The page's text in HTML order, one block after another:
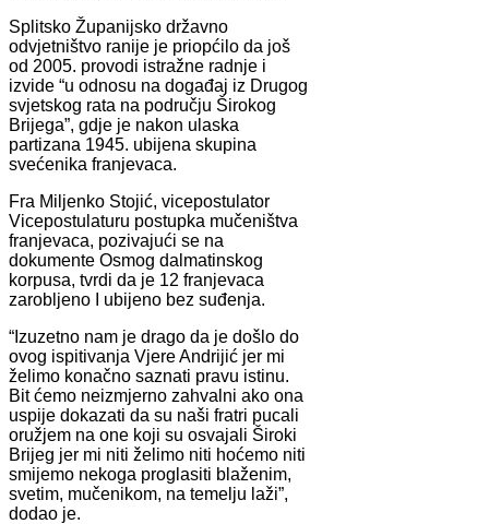
Splitsko Županijsko državno
odvjetništvo ranije je priopćilo da još
od 2005. provodi istražne radnje i
izvide “u odnosu na događaj iz Drugog
svjetskog rata na području Širokog
Brijega”, gdje je nakon ulaska
partizana 1945. ubijena skupina
svećenika franjevaca.
Fra Miljenko Stojić, vicepostulator
Vicepostulaturu postupka mučeništva
franjevaca, pozivajući se na
dokumente Osmog dalmatinskog
korpusa, tvrdi da je 12 franjevaca
zarobljeno I ubijeno bez suđenja.
“Izuzetno nam je drago da je došlo do
ovog ispitivanja Vjere Andrijić jer mi
želimo konačno saznati pravu istinu.
Bit ćemo neizmjerno zahvalni ako ona
uspije dokazati da su naši fratri pucali
oružjem na one koji su osvajali Široki
Brijeg jer mi niti želimo niti hoćemo niti
smijemo nekoga proglasiti blaženim,
svetim, mučenikom, na temelju laži”,
dodao je.